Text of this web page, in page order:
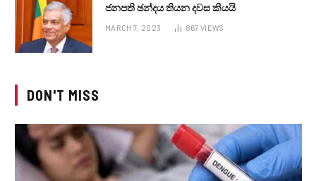
ජනපති ඡන්දය තියන දවස කියයි
MARCH 7, 2023 867 VIEWS
DON'T MISS